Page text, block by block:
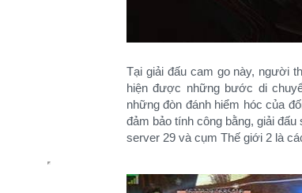
Tại giải đấu cam go này, người
hiện được những bước di
những đòn đánh hiểm hóc của
đảm bảo tính công bằng, giải
server 29 và cụm Thế giới 2 là